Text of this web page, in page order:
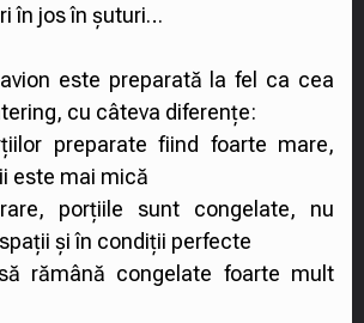
în jos în șuturi…
este preparată la fel ca cea
cu câteva diferențe:
preparate fiind foarte mare,
este mai mică
porțiile sunt congelate, nu
și în condiții perfecte
rămână congelate foarte mult